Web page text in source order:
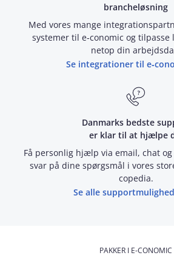
brancheløsning
Med vores mange
systemer til e‑conomic og
netop din
Se integrationer til
Danmarks bedste
er klar til at hjælpe
Få personlig hjælp via email, chat
svar på dine spørgsmål i vores
copedia.
Se alle
PAKKER I E-CONOMIC